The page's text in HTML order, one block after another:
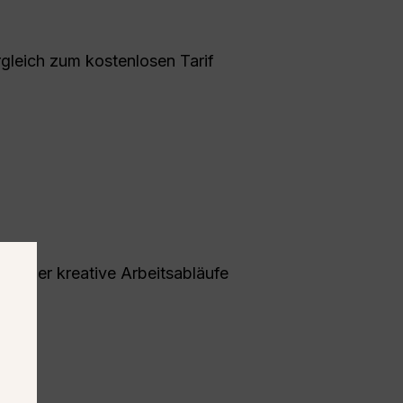
zum kostenlosen Tarif
oder kreative Arbeitsabläufe